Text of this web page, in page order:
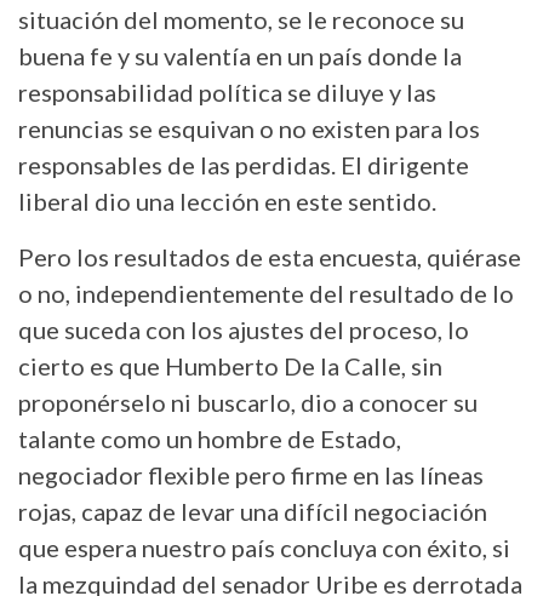
situación del momento, se le reconoce su
buena fe y su valentía en un país donde la
responsabilidad política se diluye y las
renuncias se esquivan o no existen para los
responsables de las perdidas. El dirigente
liberal dio una lección en este sentido.
Pero los resultados de esta encuesta, quiérase
o no, independientemente del resultado de lo
que suceda con los ajustes del proceso, lo
cierto es que Humberto De la Calle, sin
proponérselo ni buscarlo, dio a conocer su
talante como un hombre de Estado,
negociador flexible pero firme en las líneas
rojas, capaz de levar una difícil negociación
que espera nuestro país concluya con éxito, si
la mezquindad del senador Uribe es derrotada